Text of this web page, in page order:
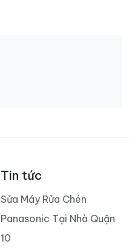
Tin tức
Sửa Máy Rửa Chén
Panasonic Tại Nhà Quận
10